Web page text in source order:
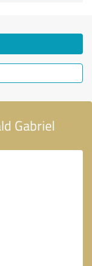
Gabriel